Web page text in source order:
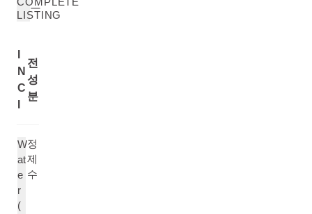
LISTING
N
C
전
성
분
W
at
e
r
(
정
제
수